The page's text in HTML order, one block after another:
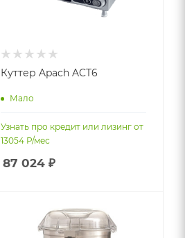
Куттер Apach ACT6
Мало
Узнать про кредит или лизинг от
13054 Р/мес
87 024 ₽